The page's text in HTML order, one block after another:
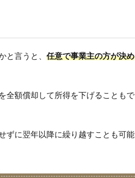
と言うと、 任意で事業主の方が決め
全額償却して所得を下げることもで
ずに翌年以降に繰り越すことも可能